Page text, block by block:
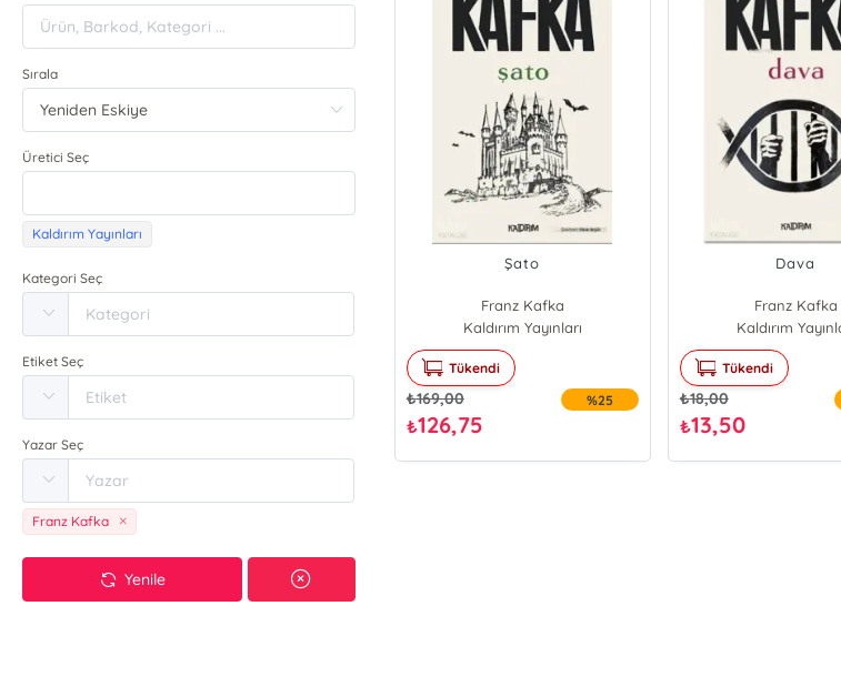
Sırala
Üretici Seç
Kaldırım Yayınları
Kategori Seç
Etiket Seç
Yazar Seç
Franz Kafka
Yenile
Şato
Franz Kafka
Kaldırım Yayınları
Tükendi
₺169,00
₺126,75
%25
Dava
Franz Kafka
Kaldırım
Tükendi
₺18,00
₺13,50